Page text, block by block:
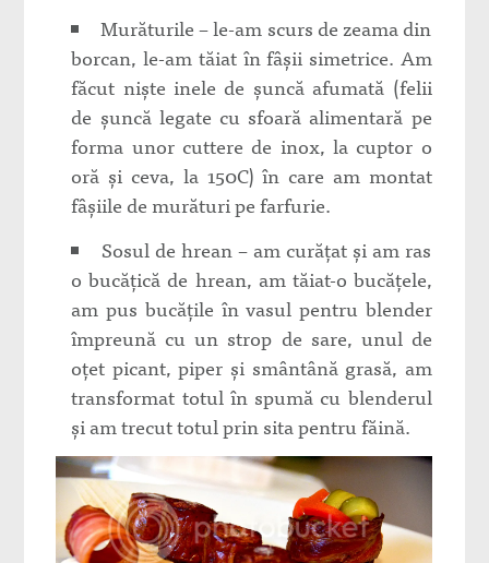
Murăturile – le-am scurs de zeama din
borcan, le-am tăiat în fâșii simetrice. Am
făcut niște inele de șuncă afumată (felii
de șuncă legate cu sfoară alimentară pe
forma unor cuttere de inox, la cuptor o
oră și ceva, la 150C) în care am montat
fâșiile de murături pe farfurie.
Sosul de hrean – am curățat și am ras
o bucățică de hrean, am tăiat-o bucățele,
am pus bucățile în vasul pentru blender
împreună cu un strop de sare, unul de
oțet picant, piper și smântână grasă, am
transformat totul în spumă cu blenderul
și am trecut totul prin sita pentru făină.